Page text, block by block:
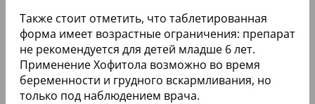
Также стоит отметить, что таблетированная
форма имеет возрастные ограничения: препарат
не рекомендуется для детей младше 6 лет.
Применение Хофитола возможно во время
беременности и грудного вскармливания, но
только под наблюдением врача.